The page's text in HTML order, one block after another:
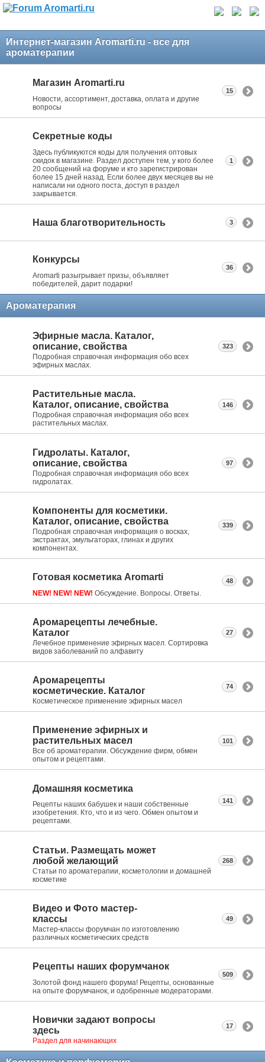
Интернет-магазин Aromarti.ru - все для
ароматерапии
Магазин Aromarti.ru
Новости, ассортимент, доставка, оплата и другие
вопросы
15
Секретные коды
Здесь публикуются коды для получения оптовых
скидок в магазине. Раздел доступен тем, у кого более
20 сообщений на форуме и кто зарегистрирован
более 15 дней назад. Если более двух месяцев вы не
написали ни одного поста, доступ в раздел
закрывается.
1
Наша благотворительность 3
Конкурсы
Aromarti разыгрывает призы, объявляет
победителей, дарит подарки!
36
Ароматерапия
Эфирные масла. Каталог,
описание, свойства
Подробная справочная информация обо всех
эфирных маслах.
323
Растительные масла.
Каталог, описание, свойства
Подробная справочная информация обо всех
растительных маслах.
146
Гидролаты. Каталог,
описание, свойства
Подробная справочная информация обо всех
гидролатах.
97
Компоненты для косметики.
Каталог, описание, свойства
Подробная справочная информация о восках,
экстрактах, эмульгаторах, глинах и других
компонентах.
339
Готовая косметика Aromarti
NEW! NEW! NEW! Обсуждение. Вопросы. Ответы.
48
Аромарецепты лечебные.
Каталог
Лечебное применение эфирных масел. Сортировка
видов заболеваний по алфавиту
27
Аромарецепты
косметические. Каталог
Косметическое применение эфирных масел
74
Применение эфирных и
растительных масел
Все об ароматерапии. Обсуждение фирм, обмен
опытом и рецептами.
101
Домашняя косметика
Рецепты наших бабушек и наши собственные
изобретения. Кто, что и из чего. Обмен опытом и
рецептами.
141
Статьи. Размещать может
любой желающий
Статьи по ароматерапии, косметологии и домашней
косметике
268
Видео и Фото мастер-
классы
Мастер-классы форумчан по изготовлению
различных косметических средств
49
Рецепты наших форумчанок
Золотой фонд нашего форума! Рецепты, основанные
на опыте форумчанок, и одобренные модераторами.
509
Новички задают вопросы
здесь
Раздел для начинающих
17